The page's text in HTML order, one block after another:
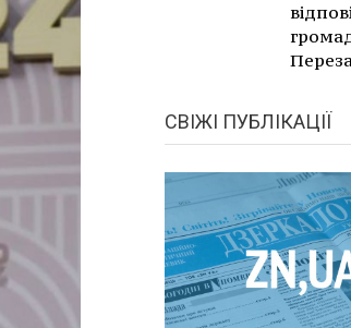
СВІЖІ ПУБЛІКАЦІЇ